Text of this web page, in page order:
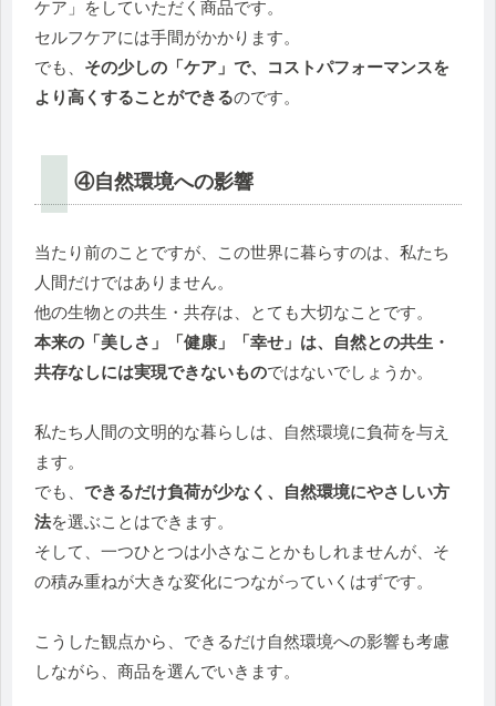
ケア」をしていただく商品です。
セルフケアには手間がかかります。
でも、 その少しの「ケア」で、コストパフォーマンスを
より高くすることができるのです。
④自然環境への影響
当たり前のことですが、この世界に暮らすのは、私たち
人間だけではありません。
他の生物との共生・共存は、とても大切なことです。
本来の「美しさ」「健康」「幸せ」は、自然との共生・
共存なしには実現できないものではないでしょうか。
私たち人間の文明的な暮らしは、自然環境に負荷を与え
ます。
でも、 できるだけ負荷が少なく、自然環境にやさしい方
法を選ぶことはできます。
そして、一つひとつは小さなことかもしれませんが、そ
の積み重ねが大きな変化につながっていくはずです。
こうした観点から、できるだけ自然環境への影響も考慮
しながら、商品を選んでいきます。